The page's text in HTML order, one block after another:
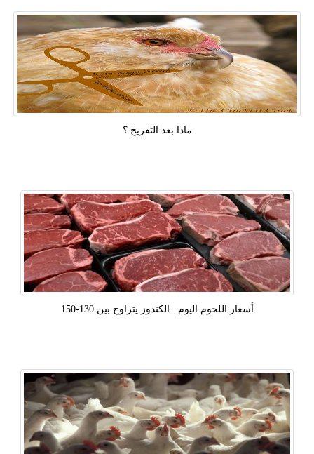
ماذا بعد التفريخ ؟
أسعار اللحوم اليوم.. الكندوز يتراوح بين 130-150